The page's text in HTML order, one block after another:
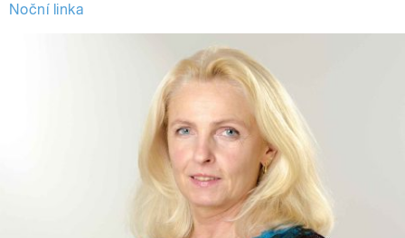
Noční linka